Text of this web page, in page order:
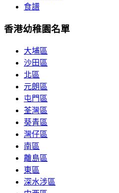
食譜
香港幼稚園名單
大埔區
沙田區
北區
元朗區
屯門區
荃灣區
葵青區
灣仔區
南區
離島區
東區
深水涉區